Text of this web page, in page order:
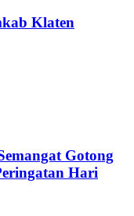
Klaten
Gotong
Hari